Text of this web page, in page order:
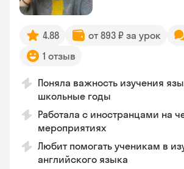
4.88 от 893 ₽ за урок
1 отзыв
Поняла важность изучения
школьные годы
Работала с иностранцами на
мероприятиях
Любит помогать ученикам в
английского языка